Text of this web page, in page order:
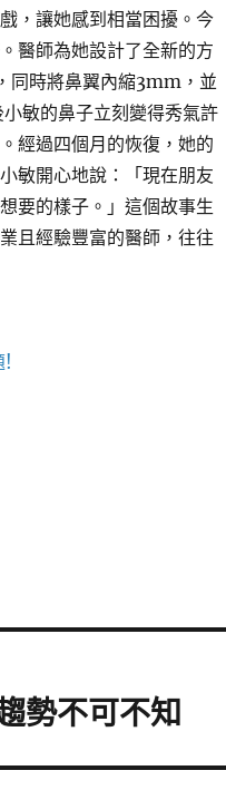
，讓她感到相當困擾。今
醫師為她設計了全新的方
同時將鼻翼內縮3mm，並
敏的鼻子立刻變得秀氣許
經過四個月的恢復，她的
敏開心地說：「現在朋友
要的樣子。」這個故事生
且經驗豐富的醫師，往往
!
勢不可不知